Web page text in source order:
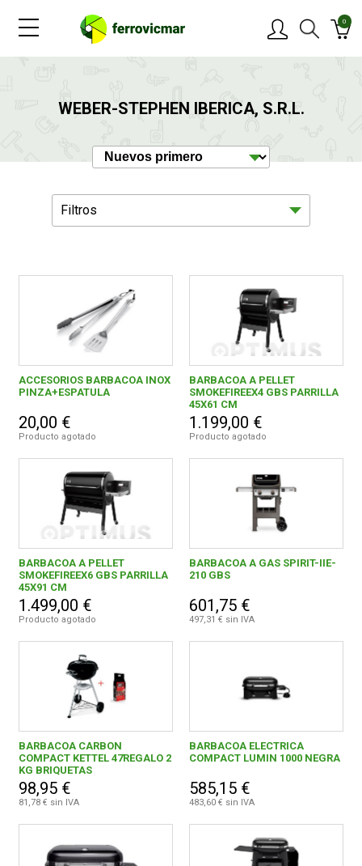
0
WEBER-STEPHEN IBERICA, S.R.L.
Filtros
0,00 € - 999,99 € 21
1.000,00 € y superior 2
ACCESORIOS BARBACOA INOX
PINZA+ESPATULA
20,00 €
Producto agotado
BARBACOA A PELLET
SMOKEFIREEX4 GBS PARRILLA
45X61 CM
1.199,00 €
Producto agotado
BARBACOA A PELLET
SMOKEFIREEX6 GBS PARRILLA
45X91 CM
1.499,00 €
Producto agotado
BARBACOA A GAS SPIRIT-IIE-
210 GBS
601,75 €
497,31 € sin IVA
BARBACOA CARBON
COMPACT KETTEL 47REGALO 2
KG BRIQUETAS
98,95 €
81,78 € sin IVA
BARBACOA ELECTRICA
COMPACT LUMIN 1000 NEGRA
585,15 €
483,60 € sin IVA
OFERTAS
NOVEDADES
BLOG
CONTACTAR
FERROVICMAR
GUÍAS
ENVÍOS
CONDICIONES